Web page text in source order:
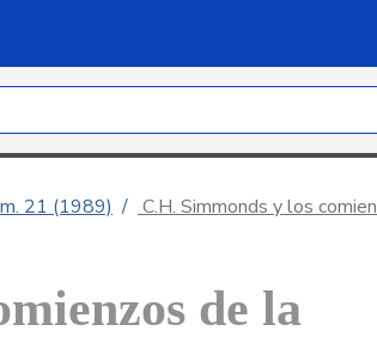
21 (1989) C.H. Simmonds y los
de la